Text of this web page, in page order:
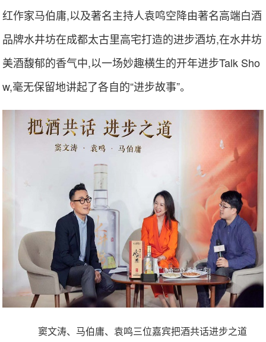
红作家马伯庸,以及著名主持人袁鸣空降由著名高端白酒
品牌水井坊在成都太古里高宅打造的进步酒坊,在水井坊
美酒馥郁的香气中,以一场妙趣横生的开年进步Talk Sho
w,毫无保留地讲起了各自的“进步故事”。
窦文涛、马伯庸、袁鸣三位嘉宾把酒共话进步之道